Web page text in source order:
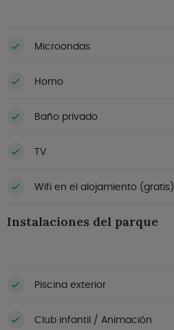
Microondas
Horno
Baño privado
TV
Wifi en el alojamiento (gratis)
Instalaciones del parque
Piscina exterior
Club infantil / Animación